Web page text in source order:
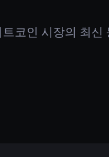
코인 시장의 최신